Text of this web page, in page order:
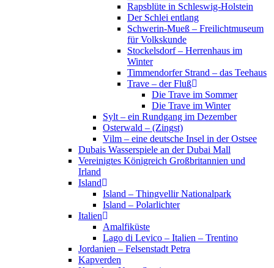
Rapsblüte in Schleswig-Holstein
Der Schlei entlang
Schwerin-Mueß – Freilichtmuseum
für Volkskunde
Stockelsdorf – Herrenhaus im
Winter
Timmendorfer Strand – das Teehaus
Trave – der Fluß
Die Trave im Sommer
Die Trave im Winter
Sylt – ein Rundgang im Dezember
Osterwald – (Zingst)
Vilm – eine deutsche Insel in der Ostsee
Dubais Wasserspiele an der Dubai Mall
Vereinigtes Königreich Großbritannien und
Irland
Island
Island – Thingvellir Nationalpark
Island – Polarlichter
Italien
Amalfiküste
Lago di Levico – Italien – Trentino
Jordanien – Felsenstadt Petra
Kapverden